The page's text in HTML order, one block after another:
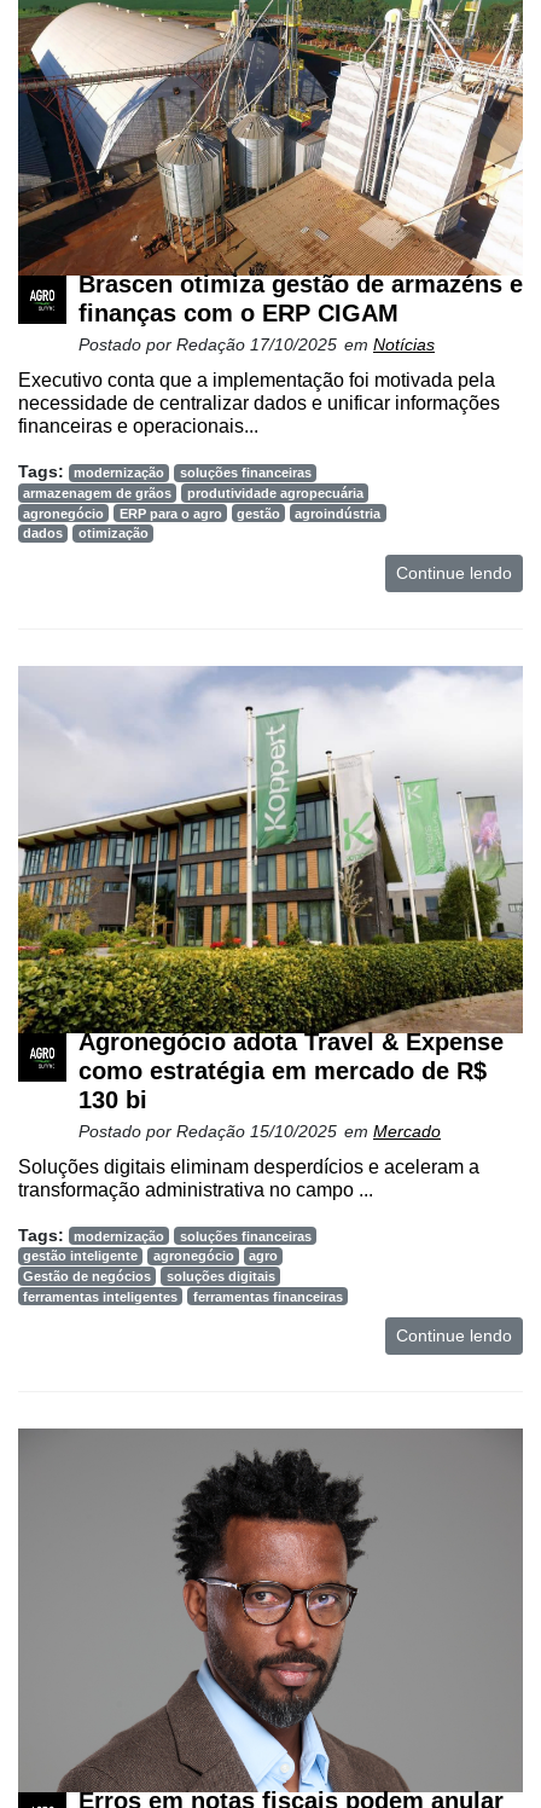
Brascen otimiza gestão de armazéns e
finanças com o ERP CIGAM
Postado por Redação 17/10/2025 em Notícias
Executivo conta que a implementação foi motivada pela
necessidade de centralizar dados e unificar informações
financeiras e operacionais...
Tags: modernização
soluções financeiras
armazenagem de grãos
produtividade agropecuária
agronegócio
ERP para o agro gestão
agroindústria
dados
otimização
Continue lendo
Agronegócio adota Travel & Expense
como estratégia em mercado de R$
130 bi
Postado por Redação 15/10/2025 em Mercado
Soluções digitais eliminam desperdícios e aceleram a
transformação administrativa no campo ...
Tags: modernização
soluções financeiras
gestão inteligente
agronegócio
agro
Gestão de negócios
soluções digitais
ferramentas inteligentes
ferramentas financeiras
Continue lendo
Erros em notas fiscais podem anular